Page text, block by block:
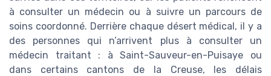
à consulter un médecin ou à suivre un parcours de
soins coordonné. Derrière chaque désert médical, il y a
des personnes qui n’arrivent plus à consulter un
médecin traitant : à Saint-Sauveur-en-Puisaye ou
dans certains cantons de la Creuse, les délais